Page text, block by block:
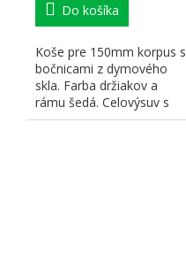
Do košíka
Koše pre 150mm korpus s
bočnicami z dymového
skla. Farba držiakov a
rámu šedá. Celovýsuv s
dotlmením pri zatváraní....